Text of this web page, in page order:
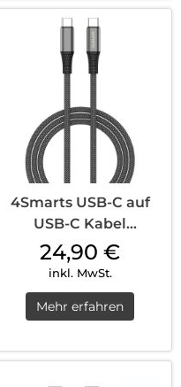
4Smarts USB-C auf
USB-C Kabel
PremiumCord 100W
Schwarz
24,90 €
inkl. MwSt.
Mehr erfahren